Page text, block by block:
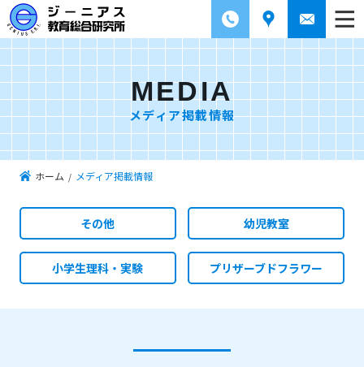
MEDIA
メディア掲載情報
ホーム メディア掲載情報
その他 幼児教室
小学生理科・実験 プリザーブドフラワー